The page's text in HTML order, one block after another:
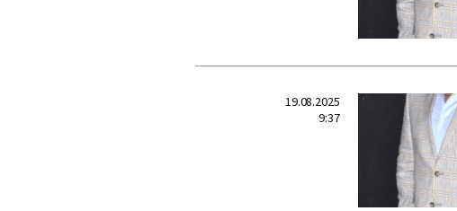
19.08.2025
9:37